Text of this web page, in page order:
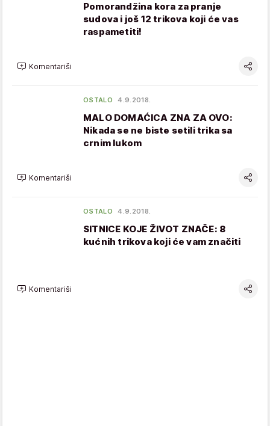
Pomorandžina kora za pranje
sudova i još 12 trikova koji će vas
raspametiti!
Komentariši
OSTALO 4.9.2018.
MALO DOMAĆICA ZNA ZA OVO:
Nikada se ne biste setili trika sa
crnim lukom
Komentariši
OSTALO 4.9.2018.
SITNICE KOJE ŽIVOT ZNAČE: 8
kućnih trikova koji će vam značiti
Komentariši